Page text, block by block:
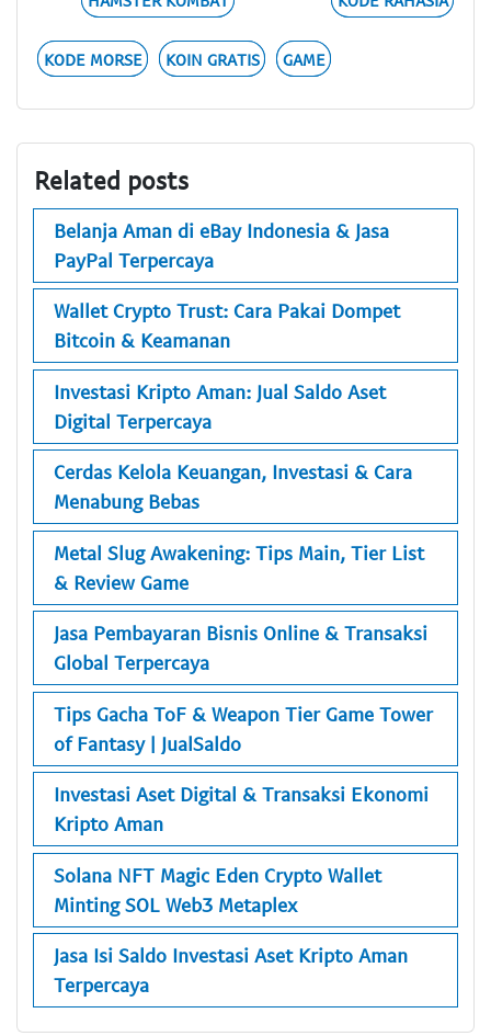
KODE MORSE KOIN GRATIS GAME
Related posts
Belanja Aman di eBay Indonesia & Jasa
PayPal Terpercaya
Wallet Crypto Trust: Cara Pakai Dompet
Bitcoin & Keamanan
Investasi Kripto Aman: Jual Saldo Aset
Digital Terpercaya
Cerdas Kelola Keuangan, Investasi & Cara
Menabung Bebas
Metal Slug Awakening: Tips Main, Tier List
& Review Game
Jasa Pembayaran Bisnis Online & Transaksi
Global Terpercaya
Tips Gacha ToF & Weapon Tier Game Tower
of Fantasy | JualSaldo
Investasi Aset Digital & Transaksi Ekonomi
Kripto Aman
Solana NFT Magic Eden Crypto Wallet
Minting SOL Web3 Metaplex
Jasa Isi Saldo Investasi Aset Kripto Aman
Terpercaya